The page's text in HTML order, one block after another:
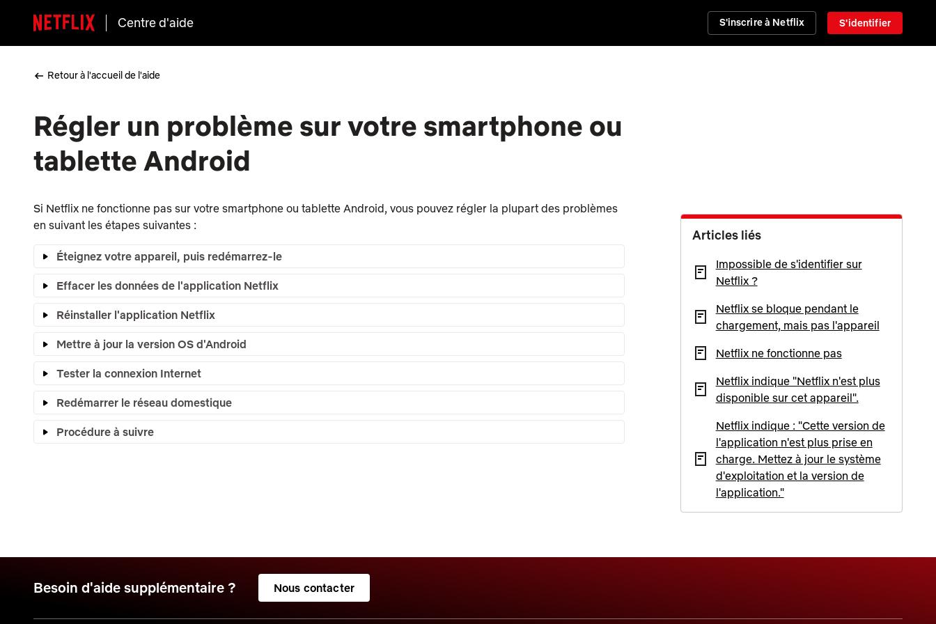
Centre d'aide S'inscrire à Netflix S'identifier
Retour à l'accueil de l'aide
Régler un problème sur votre smartphone ou
tablette Android
Si Netflix ne fonctionne pas sur votre smartphone ou tablette Android, vous pouvez régler la plupart des problèmes
en suivant les étapes suivantes :
Éteignez votre appareil, puis redémarrez-le
Effacer les données de l'application Netflix
Réinstaller l'application Netflix
Mettre à jour la version OS d'Android
Tester la connexion Internet
Redémarrer le réseau domestique
Procédure à suivre
Articles liés
Impossible de s'identifier sur
Netflix ?
Netflix se bloque pendant le
chargement, mais pas l'appareil
Netflix ne fonctionne pas
Netflix indique "Netflix n'est plus
disponible sur cet appareil".
Netflix indique : "Cette version de
l'application n'est plus prise en
charge. Mettez à jour le système
d'exploitation et la version de
l'application."
Besoin d'aide supplémentaire ? Nous contacter